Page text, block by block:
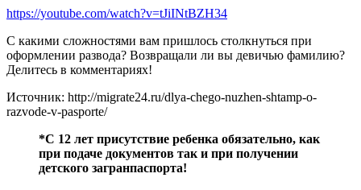
https://youtube.com/watch?v=tJiINtBZH34
С какими сложностями вам пришлось столкнуться при
оформлении развода? Возвращали ли вы девичью фамилию?
Делитесь в комментариях!
Источник: http://migrate24.ru/dlya-chego-nuzhen-shtamp-o-
razvode-v-pasporte/
*С 12 лет присутствие ребенка обязательно, как
при подаче документов так и при получении
детского загранпаспорта!